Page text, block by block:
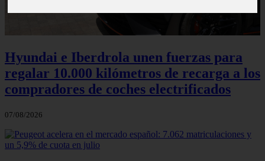
Hyundai e Iberdrola unen fuerzas para
regalar 10.000 kilómetros de recarga a los
compradores de coches electrificados
07/08/2026